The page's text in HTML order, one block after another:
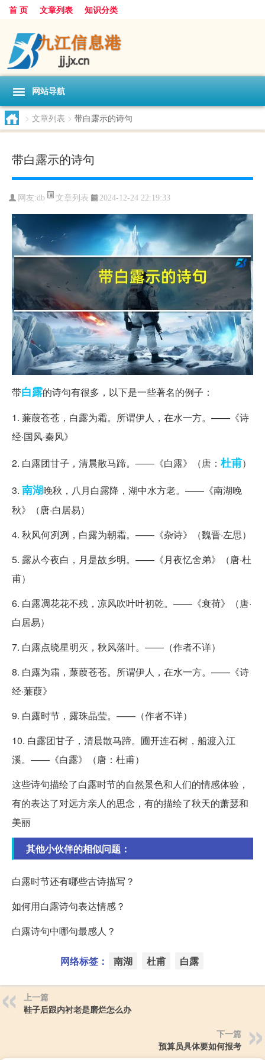
首 页 文章列表 知识分类
网站导航
> 文章列表 > 带白露示的诗句
带白露示的诗句
网友:db 文章列表 2024-12-24 22:19:33
带白露的诗句有很多，以下是一些著名的例子：
1. 蒹葭苍苍，白露为霜。所谓伊人，在水一方。——《诗
经·国风·秦风》
2. 白露团甘子，清晨散马蹄。——《白露》（唐： 杜甫）
3. 南湖晚秋，八月白露降，湖中水方老。——《南湖晚
秋》（唐·白居易）
4. 秋风何冽冽，白露为朝霜。——《杂诗》（魏晋·左思）
5. 露从今夜白，月是故乡明。——《月夜忆舍弟》（唐·杜
甫）
6. 白露凋花花不残，凉风吹叶叶初乾。——《衰荷》（唐·
白居易）
7. 白露点晓星明灭，秋风落叶。——（作者不详）
8. 白露为霜，蒹葭苍苍。所谓伊人，在水一方。——《诗
经·蒹葭》
9. 白露时节，露珠晶莹。——（作者不详）
10. 白露团甘子，清晨散马蹄。圃开连石树，船渡入江
溪。——《白露》（唐：杜甫）
这些诗句描绘了白露时节的自然景色和人们的情感体验，
有的表达了对远方亲人的思念，有的描绘了秋天的萧瑟和
美丽
其他小伙伴的相似问题：
白露时节还有哪些古诗描写？
如何用白露诗句表达情感？
白露诗句中哪句最感人？
网络标签： 南湖 杜甫 白露
上一篇
鞋子后跟内衬老是磨烂怎么办
下一篇
预算员具体要如何报考